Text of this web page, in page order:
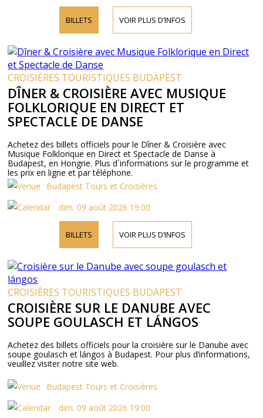
BILLETS VOIR PLUS D’INFOS
CROISIÈRES TOURISTIQUES BUDAPEST
DÎNER & CROISIÈRE AVEC MUSIQUE
FOLKLORIQUE EN DIRECT ET
SPECTACLE DE DANSE
Achetez des billets officiels pour le Dîner & Croisière avec
Musique Folklorique en Direct et Spectacle de Danse à
Budapest, en Hongrie. Plus d´informations sur le programme et
les prix en ligne et par téléphone.
Budapest Tours et Croisières
dim. 09 août 2026 19:00
BILLETS VOIR PLUS D’INFOS
CROISIÈRES TOURISTIQUES BUDAPEST
CROISIÈRE SUR LE DANUBE AVEC
SOUPE GOULASCH ET LÁNGOS
Achetez des billets officiels pour la croisière sur le Danube avec
soupe goulasch et lángos à Budapest. Pour plus d’informations,
veuillez visiter notre site web.
Budapest Tours et Croisières
dim. 09 août 2026 19:00